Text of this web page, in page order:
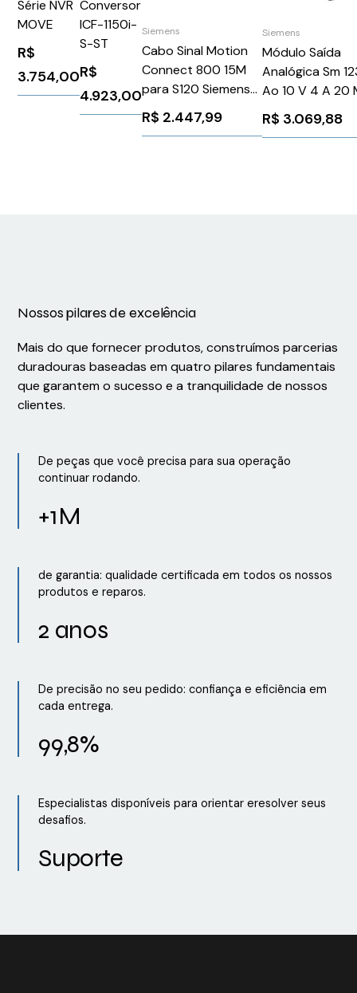
Série NVR
MOVE
R$
3.754,00
Conversor
ICF-1150i-
S-ST
R$
4.923,00
Siemens
Cabo Sinal Motion
Connect 800 15M
para S120 Siemens
6FX80022DC201BF0
R$ 2.447,99
Siemens
Módulo Saída
Analógica Sm
Ao 10 V 4 A 20
Siemens
R$ 3.069,88
Nossos pilares de excelência
Mais do que fornecer produtos, construímos parcerias
duradouras baseadas em quatro pilares fundamentais
que garantem o sucesso e a tranquilidade de nossos
clientes.
De peças que você precisa para sua operação
continuar rodando.
+1M
de garantia: qualidade certificada em todos os nossos
produtos e reparos.
2 anos
De precisão no seu pedido: confiança e eficiência em
cada entrega.
99,8%
Especialistas disponíveis para orientar eresolver seus
desafios.
Suporte